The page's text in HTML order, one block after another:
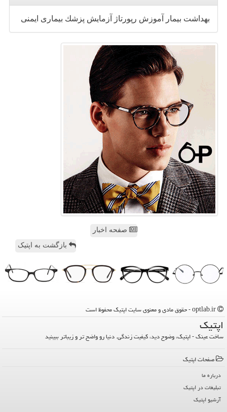
بهداشت بیمار آموزش رپورتاژ آزمایش پزشك بیماری ایمنی
صفحه اخبار
بازگشت به اپتیک
اپتیك
ساخت عینک - اپتیک، وضوح دید، کیفیت زندگی. دنیا رو واضح تر و زیباتر ببینید
صفحات اپتیك
درباره ما
تبلیغات در اپتیك
آرشیو اپتیك